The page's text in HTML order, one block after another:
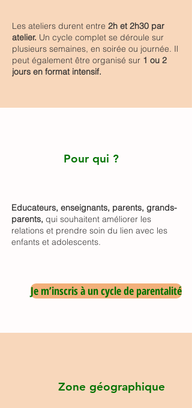
Les ateliers durent entre 2h et 2h30 par
atelier. Un cycle complet se déroule sur
plusieurs semaines, en soirée ou journée. Il
peut également être organisé sur 1 ou 2
jours en format intensif.
Pour qui ?
Educateurs, enseignants, parents, grands-
parents, qui souhaitent améliorer les
relations et prendre soin du lien avec les
enfants et adolescents.
Je m’inscris à un cycle de parentalité
Zone géographique